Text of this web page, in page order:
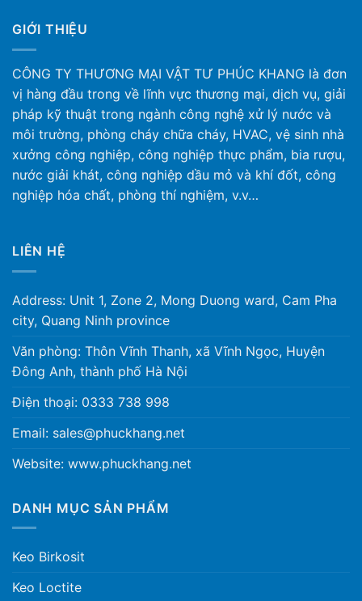
GIỚI THIỆU
CÔNG TY THƯƠNG MẠI VẬT TƯ PHÚC KHANG là đơn
vị hàng đầu trong về lĩnh vực thương mại, dịch vụ, giải
pháp kỹ thuật trong ngành công nghệ xử lý nước và
môi trường, phòng cháy chữa cháy, HVAC, vệ sinh nhà
xưởng công nghiệp, công nghiệp thực phẩm, bia rượu,
nước giải khát, công nghiệp dầu mỏ và khí đốt, công
nghiệp hóa chất, phòng thí nghiệm, v.v…
LIÊN HỆ
Address: Unit 1, Zone 2, Mong Duong ward, Cam Pha
city, Quang Ninh province
Văn phòng: Thôn Vĩnh Thanh, xã Vĩnh Ngọc, Huyện
Đông Anh, thành phố Hà Nội
Điện thoại: 0333 738 998
Email: sales@phuckhang.net
Website: www.phuckhang.net
DANH MỤC SẢN PHẨM
Keo Birkosit
Keo Loctite